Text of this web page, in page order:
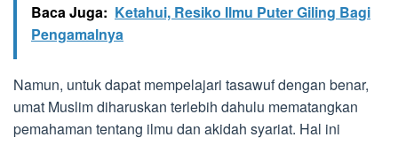
Baca Juga: Ketahui, Resiko Ilmu Puter Giling Bagi
Pengamalnya
Namun, untuk dapat mempelajari tasawuf dengan benar,
umat Muslim diharuskan terlebih dahulu mematangkan
pemahaman tentang ilmu dan akidah syariat. Hal ini